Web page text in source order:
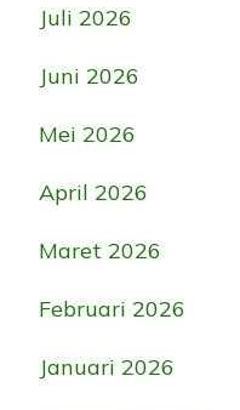
Juli 2026
Juni 2026
Mei 2026
April 2026
Maret 2026
Februari 2026
Januari 2026